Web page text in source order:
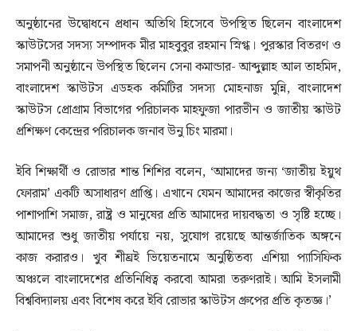
অনুষ্ঠানের উদ্বোধনে প্রধান অতিথি হিসেবে উপস্থিত ছিলেন বাংলাদেশ
স্কাউটসের সদস্য সম্পাদক মীর মাহবুবুর রহমান স্নিগ্ধ। পুরস্কার বিতরণ ও
সমাপনী অনুষ্ঠানে উপস্থিত ছিলেন সেনা কমান্ডার- আব্দুল্লাহ আল তাহমিদ,
বাংলাদেশ স্কাউটস এডহক কমিটির সদস্য মোহনাজ মুন্নি, বাংলাদেশ
স্কাউটস প্রোগ্রাম বিভাগের পরিচালক মাহফুজা পারভীন ও জাতীয় স্কাউট
প্রশিক্ষণ কেন্দ্রের পরিচালক জনাব উনু চিং মারমা।
ইবি শিক্ষার্থী ও রোভার শান্ত শিশির বলেন, ‘আমাদের জন্য ‘জাতীয় ইয়ুথ
ফোরাম’ একটি অসাধারণ প্রাপ্তি। এখানে যেমন আমাদের কাজের স্বীকৃতির
পাশাপাশি সমাজ, রাষ্ট্র ও মানুষের প্রতি আমাদের দায়বদ্ধতা ও সৃষ্টি হচ্ছে।
আমাদের শুধু জাতীয় পর্যায়ে নয়, সুযোগ রয়েছে আন্তর্জাতিক অঙ্গনে
কাজ করারও। খুব শীঘ্রই ভিয়েতনামে অনুষ্ঠিতব্য এশিয়া প্যাসিফিক
অঞ্চলে বাংলাদেশের প্রতিনিধিত্ব করবো আমরা তরুণরাই। আমি ইসলামী
বিশ্ববিদ্যালয় এবং বিশেষ করে ইবি রোভার স্কাউটস গ্রুপের প্রতি কৃতজ্ঞ।’